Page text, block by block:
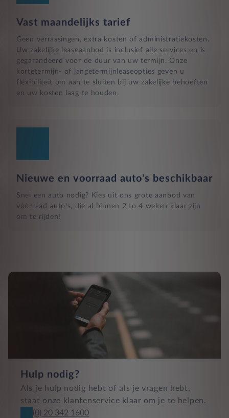
Vast maandelijks tarief
Geen verrassingen, extra kosten of administratiekosten.
Uw zakelijke leaseaanbod is inclusief alle services en is
gegarandeerd voor de duur van uw termijn. Onze
kortetermijn- of langetermijnleaseopties geven u
flexibiliteit om aan te sluiten bij uw zakelijke behoeften
en uw kosten laag te houden.
Nieuwe en voorraad auto's beschikbaar
Snel een auto nodig? Kies uit ons grote aanbod van
voorraad auto's, die al binnen 2 to 4 weken klaar zijn
om te rijden!
Hulp nodig?
Als je hulp nodig hebt of als je vragen hebt,
staat onze klantenservice klaar om je te helpen.
(0) 20 342 1600